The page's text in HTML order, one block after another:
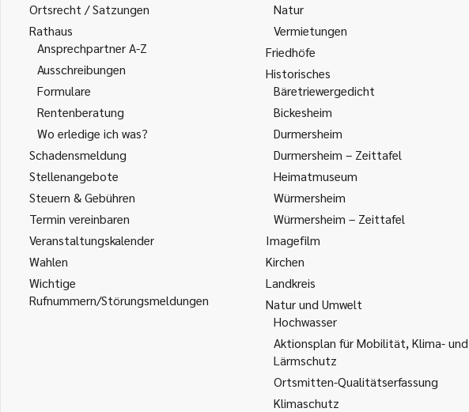
Ortsrecht / Satzungen
Rathaus
Ansprechpartner A-Z
Ausschreibungen
Formulare
Rentenberatung
Wo erledige ich was?
Schadensmeldung
Stellenangebote
Steuern & Gebühren
Termin vereinbaren
Veranstaltungskalender
Wahlen
Wichtige
Rufnummern/Störungsmeldungen
Natur
Vermietungen
Friedhöfe
Historisches
Bäretriewergedicht
Bickesheim
Durmersheim
Durmersheim – Zeittafel
Heimatmuseum
Würmersheim
Würmersheim – Zeittafel
Imagefilm
Kirchen
Landkreis
Natur und Umwelt
Hochwasser
Aktionsplan für Mobilität, Klima- und
Lärmschutz
Ortsmitten-Qualitätserfassung
Klimaschutz